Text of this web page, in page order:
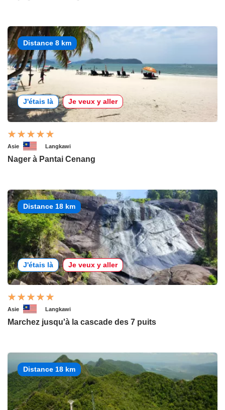
Distance 8 km
J'étais là Je veux y aller
Asie Langkawi
Nager à Pantai Cenang
Distance 18 km
J'étais là Je veux y aller
Asie Langkawi
Marchez jusqu'à la cascade des 7 puits
Distance 18 km